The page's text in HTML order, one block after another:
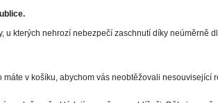
u kterých nehrozí nebezpečí zaschnutí díky neúměrně
v košíku, abychom vás neobtěžovali nesouvisející